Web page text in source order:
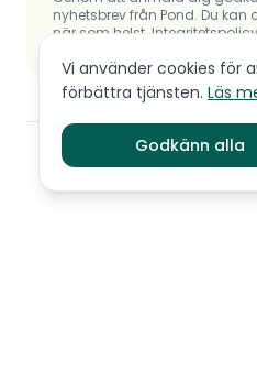
nyhetsbrev från Pond. Du
när som helst.Integritetspolicy
© 2026 Pond.
Vi använder cookies för
förbättra tjänsten. Läs
Godkänn alla